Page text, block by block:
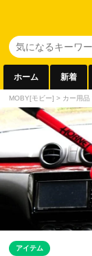
ホーム 新着
MOBY[モビー] > カー用品
アイテム